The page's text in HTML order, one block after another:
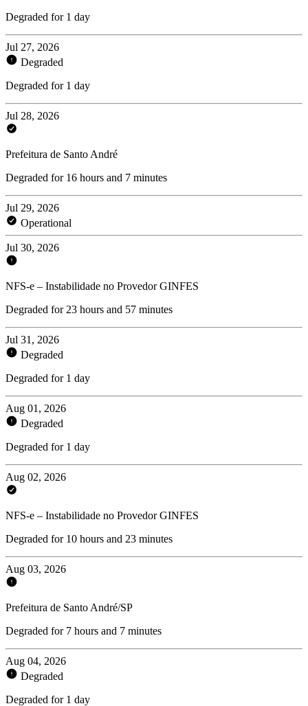
Degraded for 1 day
Jul 27, 2026
Degraded
Degraded for 1 day
Jul 28, 2026
Prefeitura de Santo André
Degraded for 16 hours and 7 minutes
Jul 29, 2026
Operational
Jul 30, 2026
NFS-e – Instabilidade no Provedor GINFES
Degraded for 23 hours and 57 minutes
Jul 31, 2026
Degraded
Degraded for 1 day
Aug 01, 2026
Degraded
Degraded for 1 day
Aug 02, 2026
NFS-e – Instabilidade no Provedor GINFES
Degraded for 10 hours and 23 minutes
Aug 03, 2026
Prefeitura de Santo André/SP
Degraded for 7 hours and 7 minutes
Aug 04, 2026
Degraded
Degraded for 1 day